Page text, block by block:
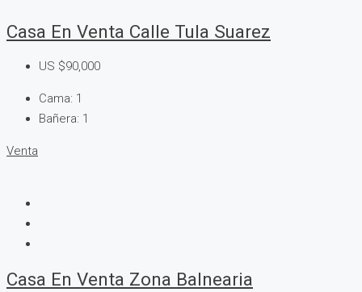
Casa En Venta Calle Tula Suarez
US $90,000
Cama: 1
Bañera: 1
Venta
Casa En Venta Zona Balnearia